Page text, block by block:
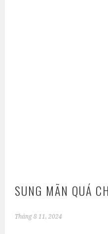
SUNG MÃN QUÁ
Tháng 8 11, 2024